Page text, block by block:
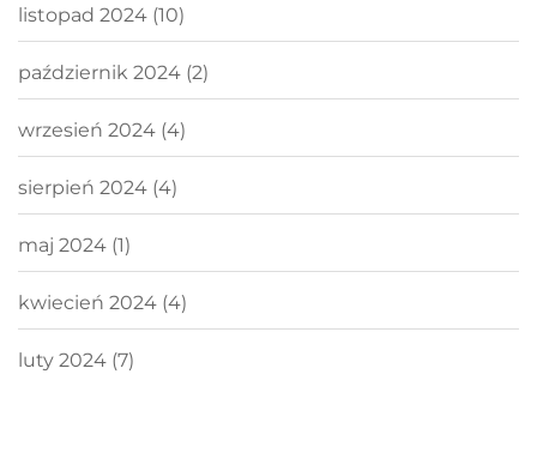
listopad 2024 (10)
październik 2024 (2)
wrzesień 2024 (4)
sierpień 2024 (4)
maj 2024 (1)
kwiecień 2024 (4)
luty 2024 (7)